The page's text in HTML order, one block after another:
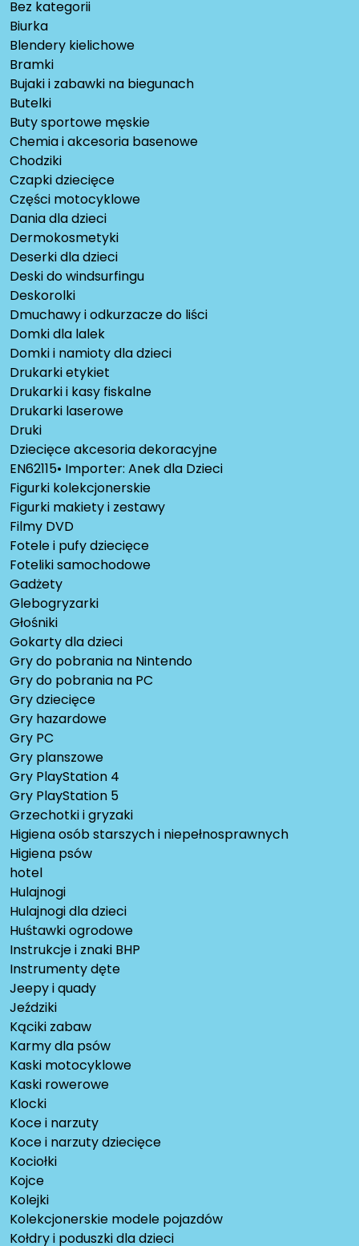
Bez kategorii
Biurka
Blendery kielichowe
Bramki
Bujaki i zabawki na biegunach
Butelki
Buty sportowe męskie
Chemia i akcesoria basenowe
Chodziki
Czapki dziecięce
Części motocyklowe
Dania dla dzieci
Dermokosmetyki
Deserki dla dzieci
Deski do windsurfingu
Deskorolki
Dmuchawy i odkurzacze do liści
Domki dla lalek
Domki i namioty dla dzieci
Drukarki etykiet
Drukarki i kasy fiskalne
Drukarki laserowe
Druki
Dziecięce akcesoria dekoracyjne
EN62115• Importer: Anek dla Dzieci
Figurki kolekcjonerskie
Figurki makiety i zestawy
Filmy DVD
Fotele i pufy dziecięce
Foteliki samochodowe
Gadżety
Glebogryzarki
Głośniki
Gokarty dla dzieci
Gry do pobrania na Nintendo
Gry do pobrania na PC
Gry dziecięce
Gry hazardowe
Gry PC
Gry planszowe
Gry PlayStation 4
Gry PlayStation 5
Grzechotki i gryzaki
Higiena osób starszych i niepełnosprawnych
Higiena psów
hotel
Hulajnogi
Hulajnogi dla dzieci
Huśtawki ogrodowe
Instrukcje i znaki BHP
Instrumenty dęte
Jeepy i quady
Jeździki
Kąciki zabaw
Karmy dla psów
Kaski motocyklowe
Kaski rowerowe
Klocki
Koce i narzuty
Koce i narzuty dziecięce
Kociołki
Kojce
Kolejki
Kolekcjonerskie modele pojazdów
Kołdry i poduszki dla dzieci